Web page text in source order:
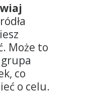
Może to
co
o celu.